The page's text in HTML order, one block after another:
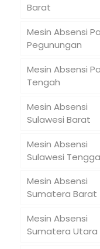
Barat
Mesin Absensi
Pegunungan
Mesin Absensi
Tengah
Mesin Absensi
Sulawesi Barat
Mesin Absensi
Sulawesi
Mesin Absensi
Sumatera Barat
Mesin Absensi
Sumatera Utara